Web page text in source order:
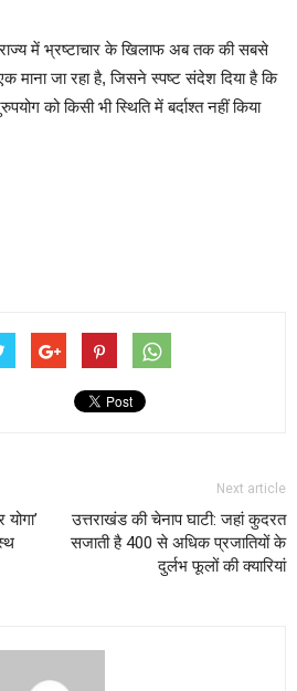
राज्य में भ्रष्टाचार के खिलाफ अब तक की सबसे
माना जा रहा है, जिसने स्पष्ट संदेश दिया है कि
को किसी भी स्थिति में बर्दाश्त नहीं किया
Next article
उत्तराखंड की चेनाप घाटी: जहां कुदरत
सजाती है 400 से अधिक प्रजातियों के
दुर्लभ फूलों की क्यारियां